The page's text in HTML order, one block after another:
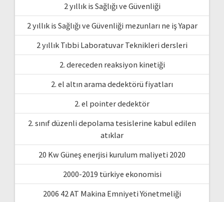
2 yıllık is Sağlığı ve Güvenliği
2 yıllık is Sağlığı ve Güvenliği mezunları ne iş Yapar
2 yıllık Tıbbi Laboratuvar Teknikleri dersleri
2. dereceden reaksiyon kinetiği
2. el altın arama dedektörü fiyatları
2. el pointer dedektör
2. sınıf düzenli depolama tesislerine kabul edilen
atıklar
20 Kw Güneş enerjisi kurulum maliyeti 2020
2000-2019 türkiye ekonomisi
2006 42 AT Makina Emniyeti Yönetmeliği